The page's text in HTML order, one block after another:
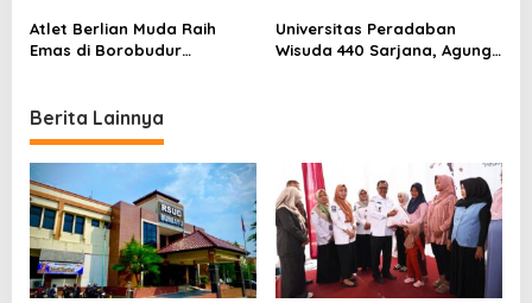
n
Tangan
Protes
Atlet Berlian Muda Raih
Emas di Borobudur
Tegal!
Universitas Peradaban
Wisuda 440 Sarjana, Agung
Berita Lainnya